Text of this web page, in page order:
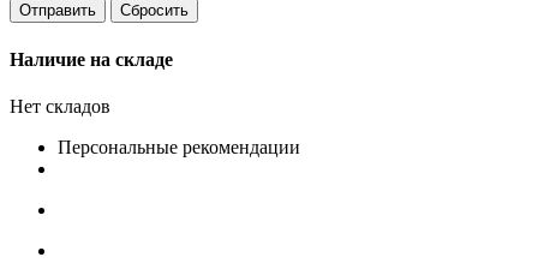
Сбросить
Наличие на складе
Нет складов
Персональные рекомендации